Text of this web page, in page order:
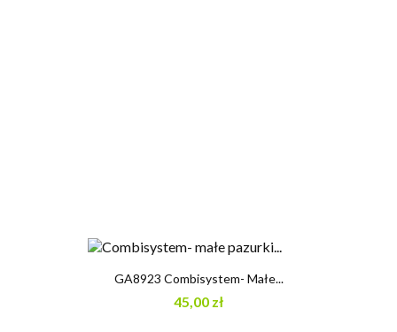
GA8923 Combisystem- Małe...
45,00 zł